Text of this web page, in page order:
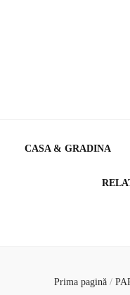
CASA & GRADINA
Prima pagină /